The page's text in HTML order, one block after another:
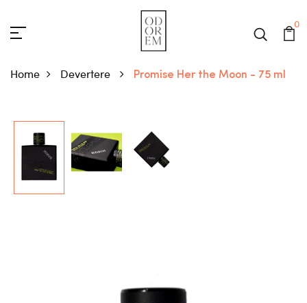
0
Home Devertere Promise Her the Moon - 75 ml